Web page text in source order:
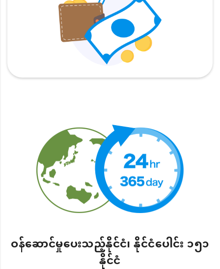
ဝန်ဆောင်မှုပေးသည့်နိုင်ငံ၊ နိုင်ငံပေါင်း ၁၅၁
နိုင်ငံ